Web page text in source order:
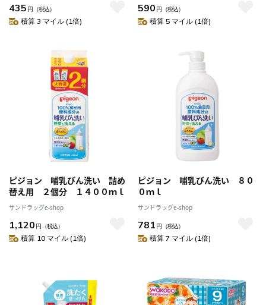
435 円 （税込）
積算 3 マイル (1倍)
590 円 （税込）
積算 5 マイル (1倍)
ピジョン 哺乳びん洗い 詰め
替え用 ２個分 １４００ｍｌ
サンドラッグe-shop
1,120 円 （税込）
積算 10 マイル (1倍)
ピジョン 哺乳びん洗い ８０
０ｍｌ
サンドラッグe-shop
781 円 （税込）
積算 7 マイル (1倍)